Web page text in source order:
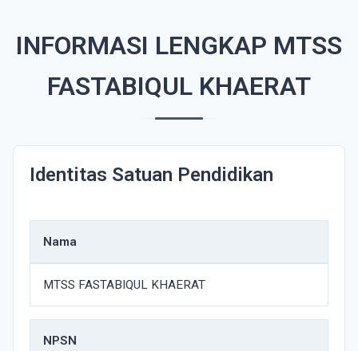
INFORMASI LENGKAP MTSS
FASTABIQUL KHAERAT
Identitas Satuan Pendidikan
Nama
MTSS FASTABIQUL KHAERAT
NPSN